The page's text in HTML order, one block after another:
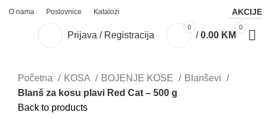
O nama Poslovnice Katalozi AKCIJE
Prijava / Registracija
0 0
/ 0.00 KM
Početna KOSA BOJENJE KOSE
Blanševi
Blanš za kosu plavi Red Cat – 500 g
Back to products